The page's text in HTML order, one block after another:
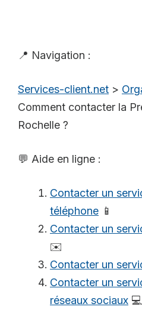
📍 Navigation :
Services-client.net >
Comment contacter la
Rochelle ?
💬 Aide en ligne :
Contacter un
téléphone 📱
Contacter un
✉️
Contacter un
Contacter un
réseaux sociaux 💻